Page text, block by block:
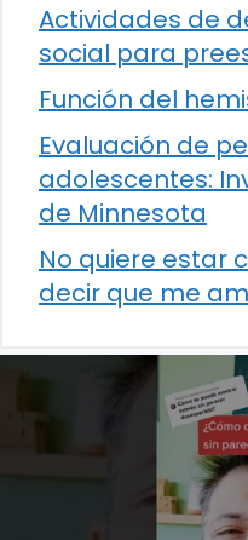
Actividades de
social para
Función del
Evaluación de
adolescentes:
de Minnesota
No quiere estar
decir que me